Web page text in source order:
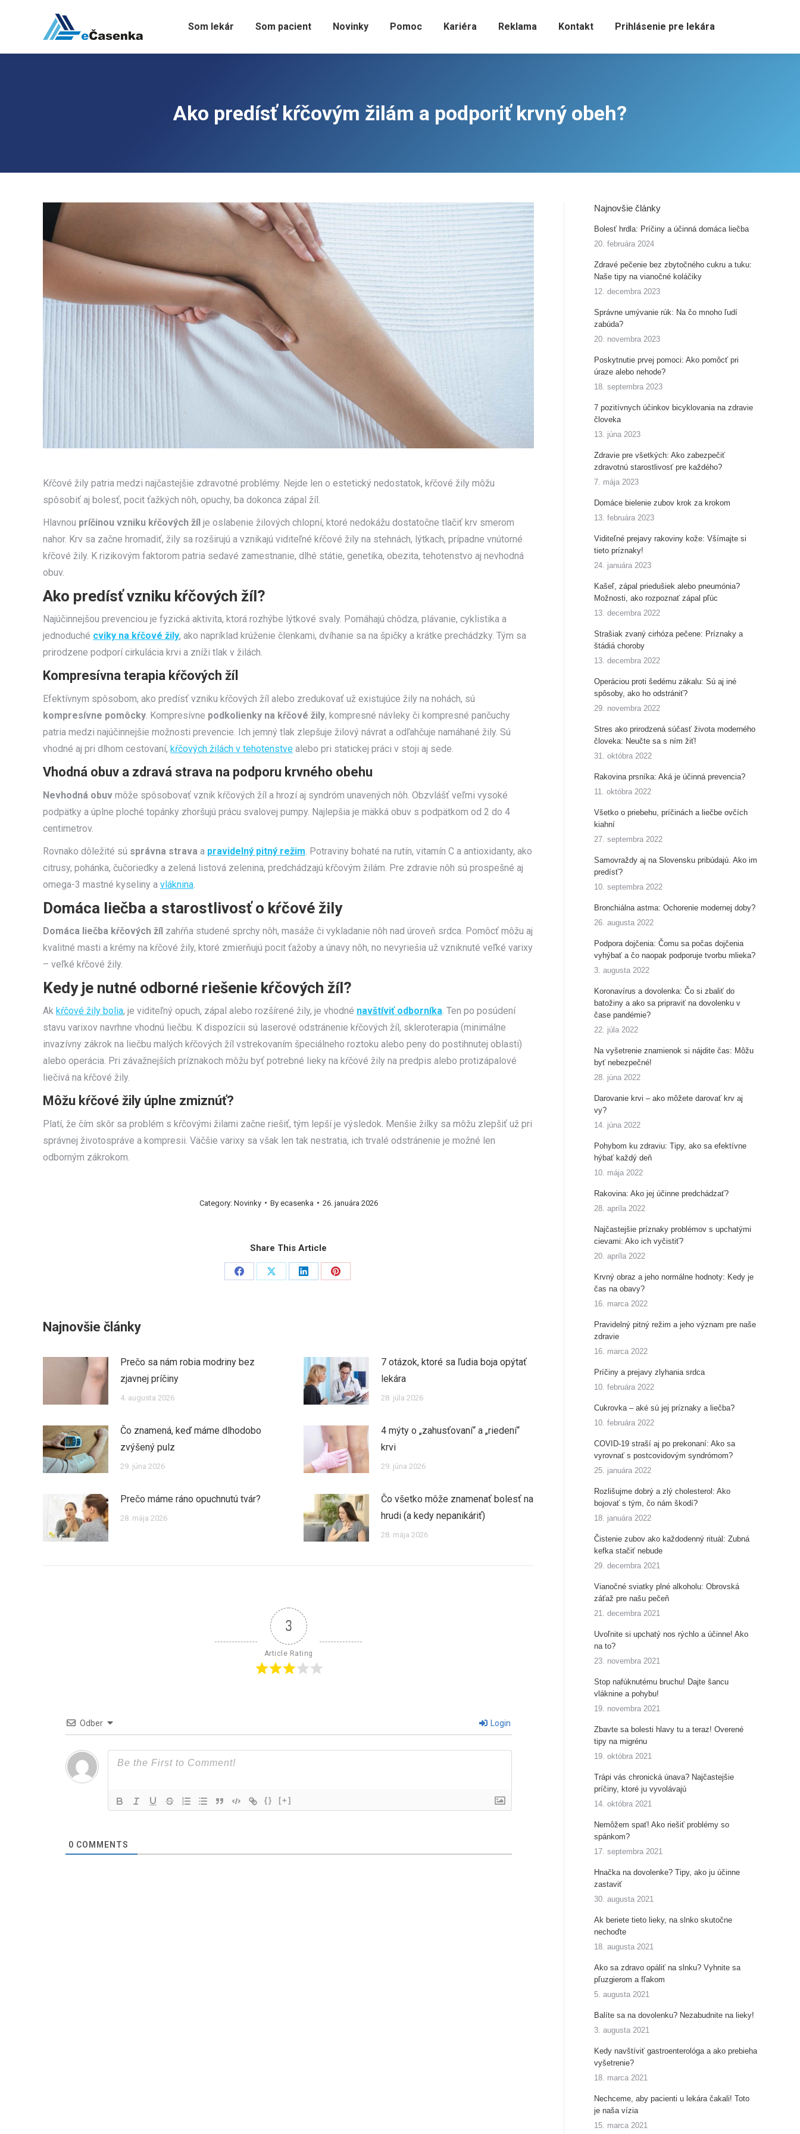
Som lekár Som pacient Novinky Pomoc Kariéra Reklama Kontakt Prihlásenie pre lekára
Ako predísť kŕčovým žilám a podporiť krvný obeh?
Kŕčové žily patria medzi najčastejšie zdravotné problémy. Nejde len o estetický nedostatok, kŕčové žily môžu
spôsobiť aj bolesť, pocit ťažkých nôh, opuchy, ba dokonca zápal žíl.
Hlavnou príčinou vzniku kŕčových žíl je oslabenie žilových chlopní, ktoré nedokážu dostatočne tlačiť krv smerom
nahor. Krv sa začne hromadiť, žily sa rozširujú a vznikajú viditeľné kŕčové žily na stehnách, lýtkach, prípadne vnútorné
kŕčové žily. K rizikovým faktorom patria sedavé zamestnanie, dlhé státie, genetika, obezita, tehotenstvo aj nevhodná
obuv.
Ako predísť vzniku kŕčových žíl?
Najúčinnejšou prevenciou je fyzická aktivita, ktorá rozhýbe lýtkové svaly. Pomáhajú chôdza, plávanie, cyklistika a
jednoduché cviky na kŕčové žily, ako napríklad krúženie členkami, dvíhanie sa na špičky a krátke prechádzky. Tým sa
prirodzene podporí cirkulácia krvi a zníži tlak v žilách.
Kompresívna terapia kŕčových žíl
Efektívnym spôsobom, ako predísť vzniku kŕčových žíl alebo zredukovať už existujúce žily na nohách, sú
kompresívne pomôcky . Kompresívne podkolienky na kŕčové žily, kompresné návleky či kompresné pančuchy
patria medzi najúčinnejšie možnosti prevencie. Ich jemný tlak zlepšuje žilový návrat a odľahčuje namáhané žily. Sú
vhodné aj pri dlhom cestovaní, kŕčových žilách v tehotenstve alebo pri statickej práci v stoji aj sede.
Vhodná obuv a zdravá strava na podporu krvného obehu
Nevhodná obuv môže spôsobovať vznik kŕčových žíl a hrozí aj syndróm unavených nôh. Obzvlášť veľmi vysoké
podpätky a úplne ploché topánky zhoršujú prácu svalovej pumpy. Najlepšia je mäkká obuv s podpätkom od 2 do 4
centimetrov.
Rovnako dôležité sú správna strava a pravidelný pitný režim . Potraviny bohaté na rutín, vitamín C a antioxidanty, ako
citrusy, pohánka, čučoriedky a zelená listová zelenina, predchádzajú kŕčovým žilám. Pre zdravie nôh sú prospešné aj
omega-3 mastné kyseliny a vláknina
Domáca liečba a starostlivosť o kŕčové žily
Domáca liečba kŕčových žíl zahŕňa studené sprchy nôh, masáže či vykladanie nôh nad úroveň srdca. Pomôcť môžu aj
kvalitné masti a krémy na kŕčové žily, ktoré zmierňujú pocit ťažoby a únavy nôh, no nevyriešia už vzniknuté veľké varixy
– veľké kŕčové žily.
Kedy je nutné odborné riešenie kŕčových žíl?
Ak kŕčové žily bolia, je viditeľný opuch, zápal alebo rozšírené žily, je vhodné navštíviť odborníka . Ten po posúdení
stavu varixov navrhne vhodnú liečbu. K dispozícii sú laserové odstránenie kŕčových žíl, skleroterapia (minimálne
invazívny zákrok na liečbu malých kŕčových žíl vstrekovaním špeciálneho roztoku alebo peny do postihnutej oblasti)
alebo operácia. Pri závažnejších príznakoch môžu byť potrebné lieky na kŕčové žily na predpis alebo protizápalové
liečivá na kŕčové žily.
Môžu kŕčové žily úplne zmiznúť?
Platí, že čím skôr sa problém s kŕčovými žilami začne riešiť, tým lepší je výsledok. Menšie žilky sa môžu zlepšiť už pri
správnej životospráve a kompresii. Väčšie varixy sa však len tak nestratia, ich trvalé odstránenie je možné len
odborným zákrokom.
Category: Novinky By ecasenka 26. januára 2026
Share This Article
Share
Share
Share
Share
Najnovšie články
Prečo sa nám robia modriny bez
zjavnej príčiny
4. augusta 2026
7 otázok, ktoré sa ľudia boja opýtať
lekára
28. júla 2026
Čo znamená, keď máme dlhodobo
zvýšený pulz
29. júna 2026
4 mýty o „zahusťovaní“ a „riedení“
krvi
29. júna 2026
Prečo máme ráno opuchnutú tvár?
28. mája 2026
Čo všetko môže znamenať bolesť na
hrudi (a kedy nepanikáriť)
28. mája 2026
3
Article Rating
Odber Login
{} [+]
0 COMMENTS
Najnovšie články
Bolesť hrdla: Príčiny a účinná domáca liečba
20. februára 2024
Zdravé pečenie bez zbytočného cukru a tuku:
Naše tipy na vianočné koláčiky
12. decembra 2023
Správne umývanie rúk: Na čo mnoho ľudí
zabúda?
20. novembra 2023
Poskytnutie prvej pomoci: Ako pomôcť pri
úraze alebo nehode?
18. septembra 2023
7 pozitívnych účinkov bicyklovania na zdravie
človeka
13. júna 2023
Zdravie pre všetkých: Ako zabezpečiť
zdravotnú starostlivosť pre každého?
7. mája 2023
Domáce bielenie zubov krok za krokom
13. februára 2023
Viditeľné prejavy rakoviny kože: Všímajte si
tieto príznaky!
24. januára 2023
Kašeľ, zápal priedušiek alebo pneumónia?
Možnosti, ako rozpoznať zápal pľúc
13. decembra 2022
Strašiak zvaný cirhóza pečene: Príznaky a
štádiá choroby
13. decembra 2022
Operáciou proti šedému zákalu: Sú aj iné
spôsoby, ako ho odstrániť?
29. novembra 2022
Stres ako prirodzená súčasť života moderného
človeka: Neučte sa s ním žiť!
31. októbra 2022
Rakovina prsníka: Aká je účinná prevencia?
11. októbra 2022
Všetko o priebehu, príčinách a liečbe ovčích
kiahní
27. septembra 2022
Samovraždy aj na Slovensku pribúdajú. Ako im
predísť?
10. septembra 2022
Bronchiálna astma: Ochorenie modernej doby?
26. augusta 2022
Podpora dojčenia: Čomu sa počas dojčenia
vyhýbať a čo naopak podporuje tvorbu mlieka?
3. augusta 2022
Koronavírus a dovolenka: Čo si zbaliť do
batožiny a ako sa pripraviť na dovolenku v
čase pandémie?
22. júla 2022
Na vyšetrenie znamienok si nájdite čas: Môžu
byť nebezpečné!
28. júna 2022
Darovanie krvi – ako môžete darovať krv aj
vy?
14. júna 2022
Pohybom ku zdraviu: Tipy, ako sa efektívne
hýbať každý deň
10. mája 2022
Rakovina: Ako jej účinne predchádzať?
28. apríla 2022
Najčastejšie príznaky problémov s upchatými
cievami: Ako ich vyčistiť?
20. apríla 2022
Krvný obraz a jeho normálne hodnoty: Kedy je
čas na obavy?
16. marca 2022
Pravidelný pitný režim a jeho význam pre naše
zdravie
16. marca 2022
Príčiny a prejavy zlyhania srdca
10. februára 2022
Cukrovka – aké sú jej príznaky a liečba?
10. februára 2022
COVID-19 straší aj po prekonaní: Ako sa
vyrovnať s postcovidovým syndrómom?
25. januára 2022
Rozlišujme dobrý a zlý cholesterol: Ako
bojovať s tým, čo nám škodí?
18. januára 2022
Čistenie zubov ako každodenný rituál: Zubná
kefka stačiť nebude
29. decembra 2021
Vianočné sviatky plné alkoholu: Obrovská
záťaž pre našu pečeň
21. decembra 2021
Uvoľnite si upchatý nos rýchlo a účinne! Ako
na to?
23. novembra 2021
Stop nafúknutému bruchu! Dajte šancu
vláknine a pohybu!
19. novembra 2021
Zbavte sa bolesti hlavy tu a teraz! Overené
tipy na migrénu
19. októbra 2021
Trápi vás chronická únava? Najčastejšie
príčiny, ktoré ju vyvolávajú
14. októbra 2021
Nemôžem spať! Ako riešiť problémy so
spánkom?
17. septembra 2021
Hnačka na dovolenke? Tipy, ako ju účinne
zastaviť
30. augusta 2021
Ak beriete tieto lieky, na slnko skutočne
nechoďte
18. augusta 2021
Ako sa zdravo opáliť na slnku? Vyhnite sa
pľuzgierom a fľakom
5. augusta 2021
Balíte sa na dovolenku? Nezabudnite na lieky!
3. augusta 2021
Kedy navštíviť gastroenterológa a ako prebieha
vyšetrenie?
18. marca 2021
Nechceme, aby pacienti u lekára čakali! Toto
je naša vízia
15. marca 2021